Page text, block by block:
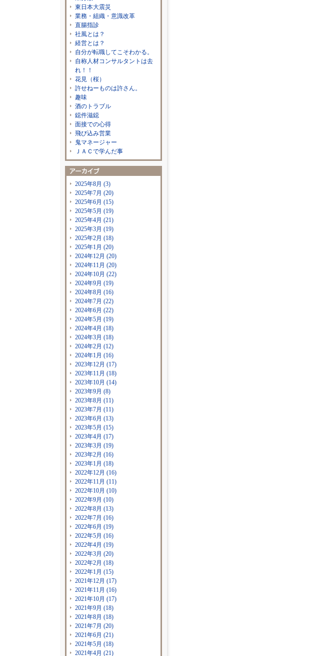
東日本大震災
業務・組織・意識改革
直腸指診
社風とは？
経営とは？
自分が転職してこそわかる。
自称人材コンサルタントは去
れ！！
花見（桜）
許せねーものは許さん。
趣味
酒のトラブル
鐚件滋鐚
面接での心得
飛び込み営業
鬼マネージャー
ＪＡＣで学んだ事
2025年8月 (3)
2025年7月 (20)
2025年6月 (15)
2025年5月 (19)
2025年4月 (21)
2025年3月 (19)
2025年2月 (18)
2025年1月 (20)
2024年12月 (20)
2024年11月 (20)
2024年10月 (22)
2024年9月 (19)
2024年8月 (16)
2024年7月 (22)
2024年6月 (22)
2024年5月 (19)
2024年4月 (18)
2024年3月 (18)
2024年2月 (12)
2024年1月 (16)
2023年12月 (17)
2023年11月 (18)
2023年10月 (14)
2023年9月 (8)
2023年8月 (11)
2023年7月 (11)
2023年6月 (13)
2023年5月 (15)
2023年4月 (17)
2023年3月 (19)
2023年2月 (16)
2023年1月 (18)
2022年12月 (16)
2022年11月 (11)
2022年10月 (10)
2022年9月 (10)
2022年8月 (13)
2022年7月 (16)
2022年6月 (19)
2022年5月 (16)
2022年4月 (19)
2022年3月 (20)
2022年2月 (18)
2022年1月 (15)
2021年12月 (17)
2021年11月 (16)
2021年10月 (17)
2021年9月 (18)
2021年8月 (18)
2021年7月 (20)
2021年6月 (21)
2021年5月 (18)
2021年4月 (21)